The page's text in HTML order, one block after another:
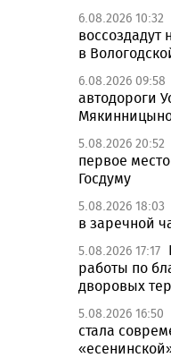
6.08.2026 10:32
воссоздадут
в
6.08.2026 09:58
автодороги
5.08.2026 20:52
первое
Госдуму
5.08.2026 18:03
в заречной
5.08.2026 17:17
работы по
дворовых
5.08.2026 16:50
стала